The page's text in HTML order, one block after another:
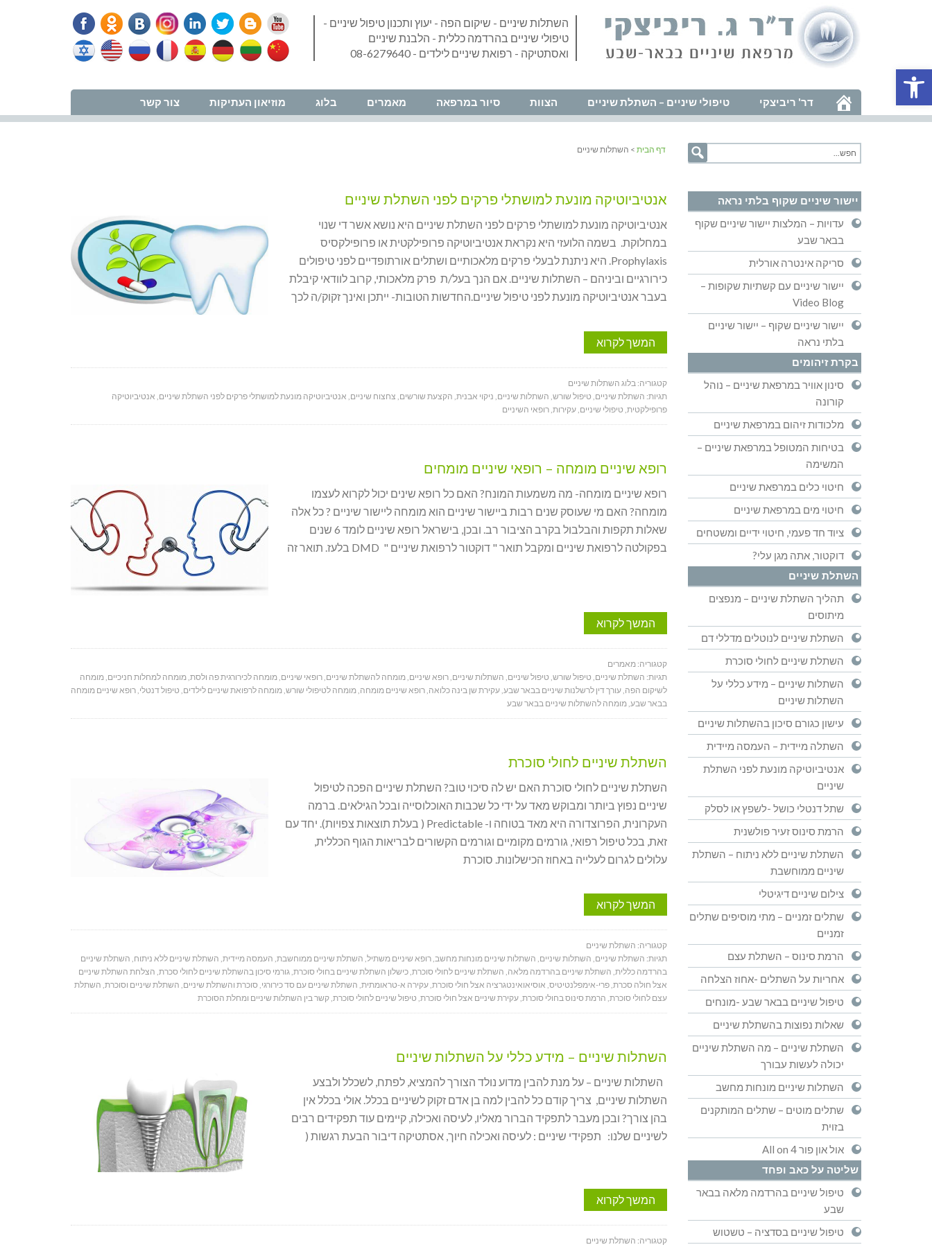
פתח סרגל נגישות
השתלות שיניים - שיקום הפה - יעוץ ותכנון טיפול שיניים -
טיפולי שיניים בהרדמה כללית - הלבנת שיניים
ואסתטיקה - רפואת שיניים לילדים - 08-6279640
דר' ריביצקי טיפולי שיניים – השתלת שיניים הצוות סיור במרפאה מאמרים בלוג מוזיאון העתיקות צור קשר
דף הבית > השתלות שיניים
אנטיביוטיקה מונעת למושתלי פרקים לפני השתלת שיניים
אנטיביוטיקה מונעת למושתלי פרקים לפני השתלת שיניים היא נושא אשר די שנוי
במחלוקת. בשמה הלועזי היא נקראת אנטיביוטיקה פרופילקטית או פרופילקסיס
Prophylaxis. היא ניתנת לבעלי פרקים מלאכותיים ושתלים אורתופדיים לפני טיפולים
כירורגיים וביניהם – השתלות שיניים. אם הנך בעל/ת פרק מלאכותי, קרוב לוודאי קיבלת
בעבר אנטיביוטיקה מונעת לפני טיפול שיניים.החדשות הטובות- ייתכן ואינך זקוק/ה לכך
המשך לקרוא
קטגוריה: בלוג השתלות שיניים
תגיות: השתלת שיניים טיפול שורש השתלות שיניים ניקוי אבנית הקצעת שורשים צחצוח שיניים אנטיביוטיקה מונעת למושתלי פרקים לפני השתלת שיניים אנטיביוטיקה
פרופילקטית טיפולי שיניים עקירות רופאי השיניים
רופא שיניים מומחה – רופאי שיניים מומחים
רופא שיניים מומחה- מה משמעות המונח? האם כל רופא שינים יכול לקרוא לעצמו
מומחה? האם מי שעוסק שנים רבות ביישור שיניים הוא מומחה ליישור שיניים ? כל אלה
שאלות תקפות והבלבול בקרב הציבור רב. ובכן, בישראל רופא שיניים לומד 6 שנים
בפקולטה לרפואת שיניים ומקבל תואר " דוקטור לרפואת שיניים " DMD בלעז. תואר זה
המשך לקרוא
קטגוריה: מאמרים
תגיות: השתלת שיניים טיפול שורש טיפול שיניים השתלות שיניים רופא שיניים מומחה להשתלת שיניים רופאי שיניים מומחה לכירורגית פה ולסת מומחה למחלות חניכיים מומחה
לשיקום הפה עורך דין לרשלנות שיניים בבאר שבע עקירת שן בינה כלואה רופא שיניים מומחה מומחה לטיפולי שורש מומחה לרפואת שיניים לילדים טיפול דנטלי רופא שיניים מומחה
בבאר שבע מומחה להשתלות שיניים בבאר שבע
השתלת שיניים לחולי סוכרת
השתלת שיניים לחולי סוכרת האם יש לה סיכוי טוב? השתלת שיניים הפכה לטיפול
שיניים נפוץ ביותר ומבוקש מאד על ידי כל שכבות האוכלוסייה ובכל הגילאים. ברמה
העקרונית, הפרוצדורה היא מאד בטוחה ו- Predictable ( בעלת תוצאות צפויות). יחד עם
זאת, בכל טיפול רפואי, גורמים מקומיים וגורמים הקשורים לבריאות הגוף הכללית,
עלולים לגרום לעלייה באחוז הכישלונות. סוכרת
המשך לקרוא
קטגוריה: השתלת שיניים
תגיות: השתלת שיניים, השתלות שיניים, השתלות שיניים מונחות מחשב,רופא שיניים משתיל, השתלת שיניים ממוחשבת, העמסה מיידית, השתלת שיניים ללא ניתוח, השתלת שיניים
בהרדמה כללית, השתלת שיניים בהרדמה מלאה, השתלת שיניים לחולי סוכרת,כישלון השתלת שיניים בחולי סוכרת,גורמי סיכון בהשתלת שיניים לחולי סכרת, הצלחת השתלת שיניים
אצל חולה סכרת,פרי-אימפלנטיטיס, אוסיאואינטגרציה אצל חולי סוכרת,עקירה א-טראומתית, השתלת שיניים עם סד כירורגי, סוכרת והשתלת שיניים, השתלת שיניים וסוכרת, השתלת
עצם לחולי סוכרת, הרמת סינוס בחולי סוכרת,עקירת שיניים אצל חולי סוכרת, טיפול שיניים לחולי סוכרת,קשר בין השתלות שיניים ומחלת הסוכרת
השתלות שיניים – מידע כללי על השתלות שיניים
השתלות שיניים – על מנת להבין מדוע נולד הצורך להמציא, לפתח, לשכלל ולבצע
השתלות שיניים, צריך קודם כל להבין למה בן אדם זקוק לשיניים בכלל. אולי בכלל אין
בהן צורך? ובכן מעבר לתפקיד הברור מאליו, לעיסה ואכילה, קיימים עוד תפקידים רבים
לשיניים שלנו: תפקידי שיניים : לעיסה ואכילה חיוך, אסתטיקה דיבור הבעת רגשות (
המשך לקרוא
קטגוריה: השתלת שיניים
יישור שיניים שקוף בלתי נראה
עדויות – המלצות יישור שיניים שקוף
בבאר שבע
סריקה אינטרה אורלית
יישור שיניים עם קשתיות שקופות –
Video Blog
יישור שיניים שקוף – יישור שיניים
בלתי נראה
בקרת זיהומים
סינון אוויר במרפאת שיניים – נוהל
קורונה
מלכודות זיהום במרפאת שיניים
בטיחות המטופל במרפאת שיניים –
המשימה
חיטוי כלים במרפאת שיניים
חיטוי מים במרפאת שיניים
ציוד חד פעמי, חיטוי ידיים ומשטחים
דוקטור, אתה מגן עלי?
השתלת שיניים
תהליך השתלת שיניים – מנפצים
מיתוסים
השתלת שיניים לנוטלים מדללי דם
השתלת שיניים לחולי סוכרת
השתלות שיניים – מידע כללי על
השתלות שיניים
עישון כגורם סיכון בהשתלות שיניים
השתלה מיידית – העמסה מיידית
אנטיביוטיקה מונעת לפני השתלת
שיניים
שתל דנטלי כושל -לשפץ או לסלק
הרמת סינוס זעיר פולשנית
השתלת שיניים ללא ניתוח – השתלת
שיניים ממוחשבת
צילום שיניים דיגיטלי
שתלים זמניים – מתי מוסיפים שתלים
זמניים
הרמת סינוס – השתלת עצם
אחריות על השתלים -אחוז הצלחה
טיפול שיניים בבאר שבע -מונחים
שאלות נפוצות בהשתלת שיניים
השתלת שיניים – מה השתלת שיניים
יכולה לעשות עבורך
השתלות שיניים מונחות מחשב
שתלים מוטים – שתלים המותקנים
בזוית
אול און פור All on 4
שליטה על כאב ופחד
טיפול שיניים בהרדמה מלאה בבאר
שבע
טיפול שיניים בסדציה – טשטוש